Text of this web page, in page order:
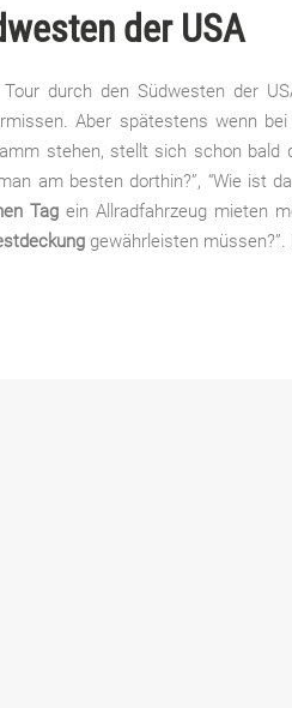
der USA
durch den Südwesten der
Aber spätestens wenn
stehen, stellt sich schon bald
am besten dorthin?”, “Wie ist
Tag ein Allradfahrzeug mieten
gewährleisten